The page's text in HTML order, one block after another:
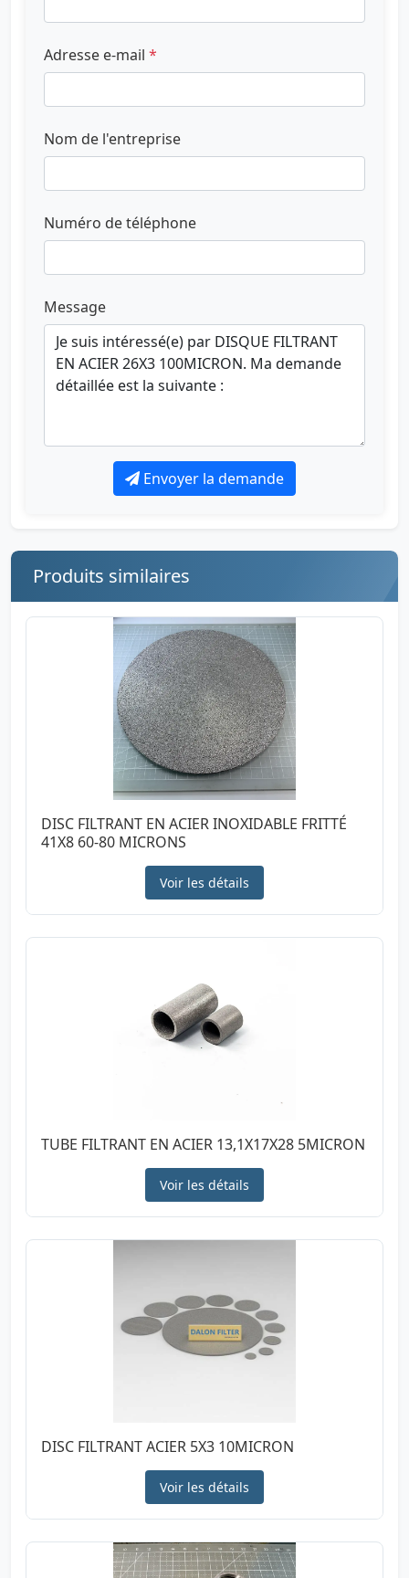
Adresse e-mail *
Nom de l'entreprise
Numéro de téléphone
Message
Envoyer la demande
Produits similaires
DISC FILTRANT EN ACIER INOXIDABLE FRITTÉ
41X8 60-80 MICRONS
Voir les détails
TUBE FILTRANT EN ACIER 13,1X17X28 5MICRON
Voir les détails
DISC FILTRANT ACIER 5X3 10MICRON
Voir les détails